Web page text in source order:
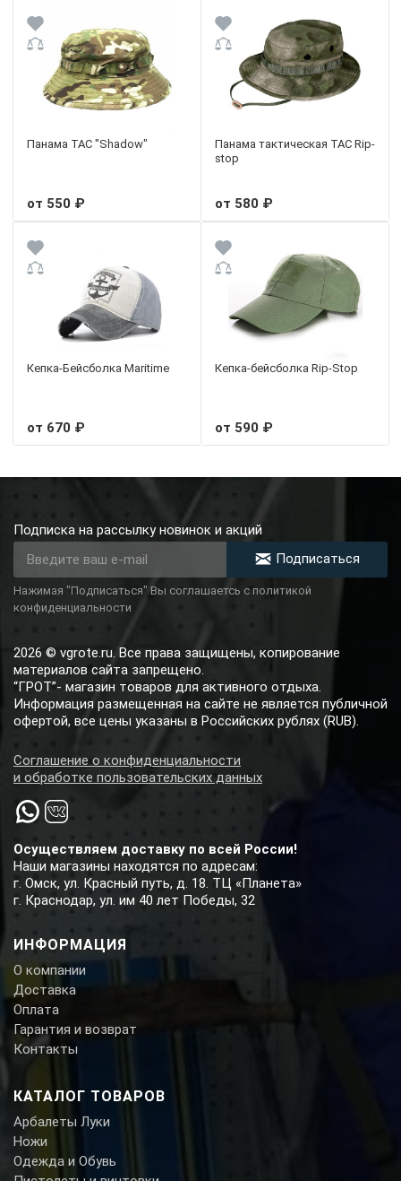
Панама TAC "Shadow"
от 550 ₽
Панама тактическая TAC Rip-
stop
от 580 ₽
Кепка-Бейсболка Maritime
от 670 ₽
Кепка-бейсболка Rip-Stop
от 590 ₽
Осуществляем доставку по всей России!
Наши магазины находятся по адресам:
г. Омск, ул. Красный путь, д. 18. ТЦ «Планета»
г. Краснодар, ул. им 40 лет Победы, 32
ИНФОРМАЦИЯ
О компании
Доставка
Оплата
Гарантия и возврат
Контакты
КАТАЛОГ ТОВАРОВ
Арбалеты Луки
Ножи
Одежда и Обувь
Подписка на рассылку новинок и акций
Подписаться
Нажимая "Подписаться" Вы соглашаетсь с политикой
конфиденциальности
2026 © vgrote.ru. Все права защищены, копирование
материалов сайта запрещено.
“ГРОТ”- магазин товаров для активного отдыха.
Информация размещенная на сайте не является публичной
офертой, все цены указаны в Российских рублях (RUB).
Соглашение о конфиденциальности
и обработке пользовательских данных